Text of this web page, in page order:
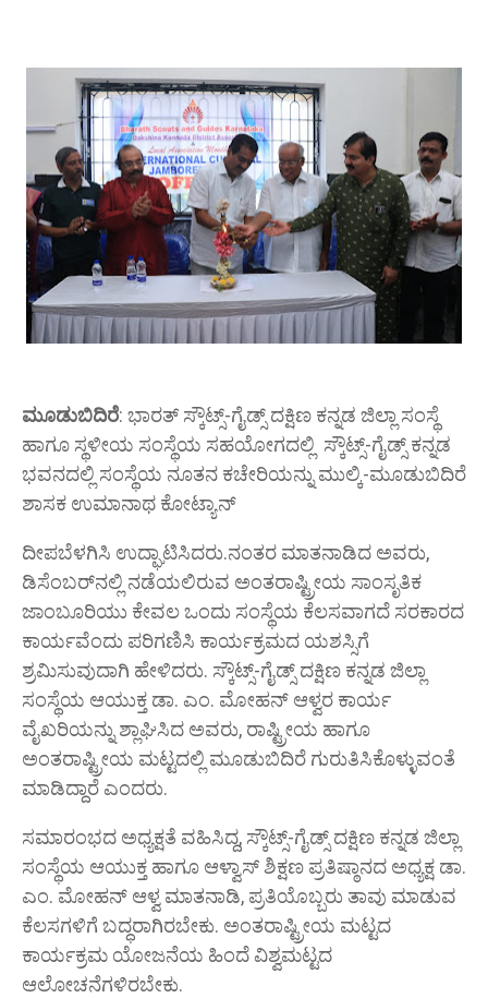
ಮೂಡುಬಿದಿರೆ: ಭಾರತ್ ಸ್ಕೌಟ್ಸ್-ಗೈಡ್ಸ್ ದಕ್ಷಿಣ ಕನ್ನಡ ಜಿಲ್ಲಾ ಸಂಸ್ಥೆ
ಹಾಗೂ ಸ್ಥಳೀಯ ಸಂಸ್ಥೆಯ ಸಹಯೋಗದಲ್ಲಿ ಸ್ಕೌಟ್ಸ್-ಗೈಡ್ಸ್ ಕನ್ನಡ
ಭವನದಲ್ಲಿ ಸಂಸ್ಥೆಯ ನೂತನ ಕಚೇರಿಯನ್ನು ಮುಲ್ಕಿ-ಮೂಡುಬಿದಿರೆ
ಶಾಸಕ ಉಮಾನಾಥ ಕೋಟ್ಯಾನ್
ದೀಪಬೆಳಗಿಸಿ ಉದ್ಘಾಟಿಸಿದರು.ನಂತರ ಮಾತನಾಡಿದ ಅವರು,
ಡಿಸೆಂಬರ್‌ನಲ್ಲಿ ನಡೆಯಲಿರುವ ಅಂತರಾಷ್ಟ್ರೀಯ ಸಾಂಸೃತಿಕ
ಜಾಂಬೂರಿಯು ಕೇವಲ ಒಂದು ಸಂಸ್ಥೆಯ ಕೆಲಸವಾಗದೆ ಸರಕಾರದ
ಕಾರ್ಯವೆಂದು ಪರಿಗಣಿಸಿ ಕಾರ್ಯಕ್ರಮದ ಯಶಸ್ಸಿಗೆ
ಶ್ರಮಿಸುವುದಾಗಿ ಹೇಳಿದರು. ಸ್ಕೌಟ್ಸ್-ಗೈಡ್ಸ್ ದಕ್ಷಿಣ ಕನ್ನಡ ಜಿಲ್ಲಾ
ಸಂಸ್ಥೆಯ ಆಯುಕ್ತ ಡಾ. ಎಂ. ಮೋಹನ್ ಆಳ್ವರ ಕಾರ್ಯ
ವೈಖರಿಯನ್ನು ಶ್ಲಾಘಿಸಿದ ಅವರು, ರಾಷ್ಟ್ರೀಯ ಹಾಗೂ
ಅಂತರಾಷ್ಟ್ರೀಯ ಮಟ್ಟದಲ್ಲಿ ಮೂಡುಬಿದಿರೆ ಗುರುತಿಸಿಕೊಳ್ಳುವಂತೆ
ಮಾಡಿದ್ದಾರೆ ಎಂದರು.
ಸಮಾರಂಭದ ಅಧ್ಯಕ್ಷತೆ ವಹಿಸಿದ್ದ, ಸ್ಕೌಟ್ಸ್-ಗೈಡ್ಸ್ ದಕ್ಷಿಣ ಕನ್ನಡ ಜಿಲ್ಲಾ
ಸಂಸ್ಥೆಯ ಆಯುಕ್ತ ಹಾಗೂ ಆಳ್ವಾಸ್ ಶಿಕ್ಷಣ ಪ್ರತಿಷ್ಠಾನದ ಅಧ್ಯಕ್ಷ ಡಾ.
ಎಂ. ಮೋಹನ್ ಆಳ್ವ ಮಾತನಾಡಿ, ಪ್ರತಿಯೊಬ್ಬರು ತಾವು ಮಾಡುವ
ಕೆಲಸಗಳಿಗೆ ಬದ್ಧರಾಗಿರಬೇಕು. ಅಂತರಾಷ್ಟ್ರೀಯ ಮಟ್ಟದ
ಕಾರ್ಯಕ್ರಮ ಯೋಜನೆಯ ಹಿಂದೆ ವಿಶ್ವಮಟ್ಟದ
ಆಲೋಚನೆಗಳಿರಬೇಕು.